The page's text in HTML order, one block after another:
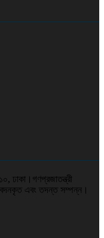
ঢাকা।গণপ্রজাতন্ত্রী
এবং তদন্ত সম্পন্ন।